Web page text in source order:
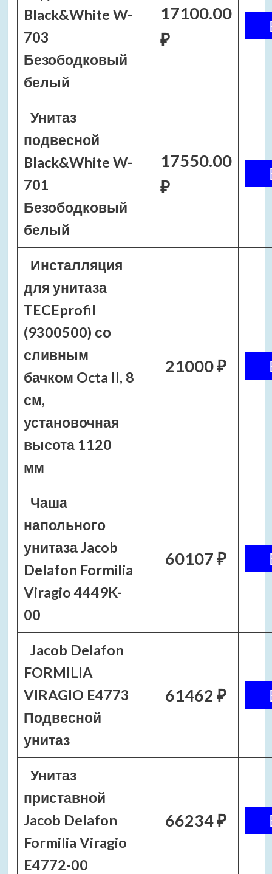
Black&White W-
703
Безободковый
белый
17100.00
₽
Унитаз
подвесной
Black&White W-
701
Безободковый
белый
17550.00
₽
Инсталляция
для унитаза
TECEprofil
(9300500) со
сливным
бачком Octa II, 8
см,
установочная
высота 1120
мм
21000 ₽
Чаша
напольного
унитаза Jacob
Delafon Formilia
Viragio 4449K-
00
60107 ₽
Jacob Delafon
FORMILIA
VIRAGIO E4773
Подвесной
унитаз
61462 ₽
Унитаз
приставной
Jacob Delafon
Formilia Viragio
E4772-00
66234 ₽